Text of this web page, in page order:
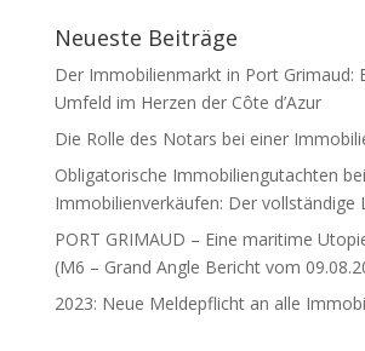
Neueste Beiträge
Der Immobilienmarkt in Port Grimaud:
Umfeld im Herzen der Côte d’Azur
Die Rolle des Notars bei einer
Obligatorische Immobiliengutachten bei
Immobilienverkäufen: Der vollständige
PORT GRIMAUD – Eine maritime
(M6 – Grand Angle Bericht vom
2023: Neue Meldepflicht an alle